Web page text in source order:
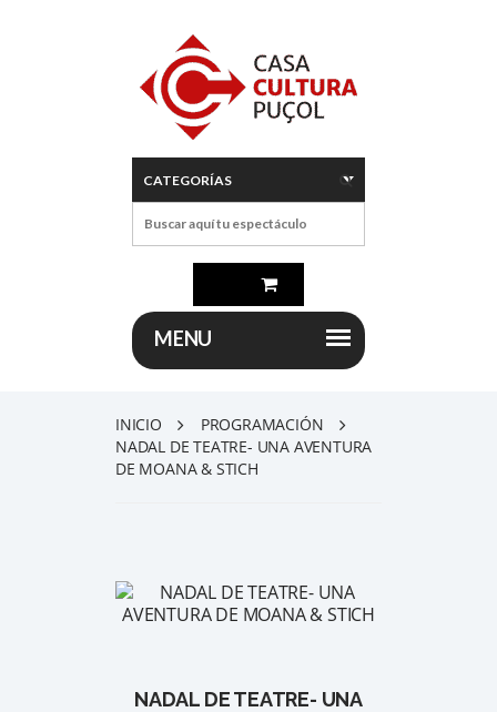
INICIO
PROGRAMACIÓN
NADAL DE TEATRE- UNA AVENTURA
DE MOANA & STICH
NADAL DE TEATRE- UNA